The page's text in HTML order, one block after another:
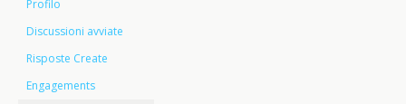
Profilo
Discussioni avviate
Risposte Create
Engagements